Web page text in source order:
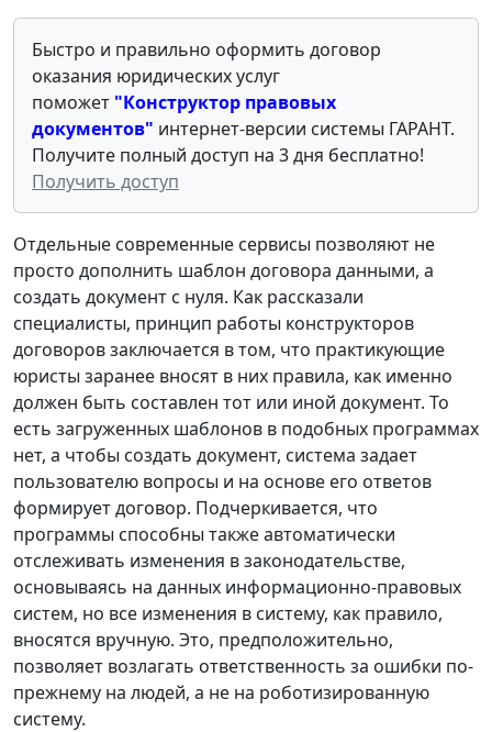
Быстро и правильно оформить договор
оказания юридических услуг
поможет "Конструктор правовых
документов" интернет-версии системы ГАРАНТ.
Получите полный доступ на 3 дня бесплатно!
Получить доступ
Отдельные современные сервисы позволяют не
просто дополнить шаблон договора данными, а
создать документ с нуля. Как рассказали
специалисты, принцип работы конструкторов
договоров заключается в том, что практикующие
юристы заранее вносят в них правила, как именно
должен быть составлен тот или иной документ. То
есть загруженных шаблонов в подобных программах
нет, а чтобы создать документ, система задает
пользователю вопросы и на основе его ответов
формирует договор. Подчеркивается, что
программы способны также автоматически
отслеживать изменения в законодательстве,
основываясь на данных информационно-правовых
систем, но все изменения в систему, как правило,
вносятся вручную. Это, предположительно,
позволяет возлагать ответственность за ошибки по-
прежнему на людей, а не на роботизированную
систему.